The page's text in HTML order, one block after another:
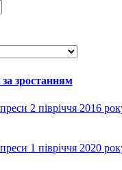
2 півріччя 2016
1 півріччя 2020